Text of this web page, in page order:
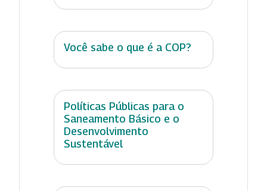
Você sabe o que é a COP?
Políticas Públicas para o
Saneamento Básico e o
Desenvolvimento
Sustentável